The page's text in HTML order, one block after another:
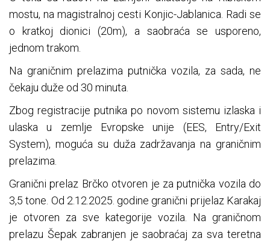
mostu, na magistralnoj cesti Konjic-Jablanica. Radi se
o kratkoj dionici (20m), a saobraća se usporeno,
jednom trakom.
Na graničnim prelazima putnička vozila, za sada, ne
čekaju duže od 30 minuta.
Zbog registracije putnika po novom sistemu izlaska i
ulaska u zemlje Evropske unije (EES, Entry/Exit
System), moguća su duža zadržavanja na graničnim
prelazima.
Granični prelaz Brčko otvoren je za putnička vozila do
3,5 tone. Od 2.12.2025. godine granični prijelaz Karakaj
je otvoren za sve kategorije vozila. Na graničnom
prelazu Šepak zabranjen je saobraćaj za sva teretna